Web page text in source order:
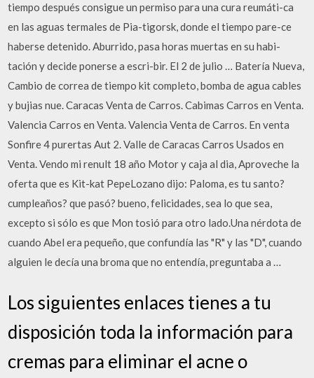
tiempo después consigue un permiso para una cura reumáti-ca
en las aguas termales de Pia-tigorsk, donde el tiempo pare-ce
haberse detenido. Aburrido, pasa horas muertas en su habi-
tación y decide ponerse a escri-bir. El 2 de julio … Batería Nueva,
Cambio de correa de tiempo kit completo, bomba de agua cables
y bujias nue. Caracas Venta de Carros. Cabimas Carros en Venta.
Valencia Carros en Venta. Valencia Venta de Carros. En venta
Sonfire 4 purertas Aut 2. Valle de Caracas Carros Usados en
Venta. Vendo mi renult 18 año Motor y caja al dia, Aproveche la
oferta que es Kit-kat PepeLozano dijo: Paloma, es tu santo?
cumpleaños? que pasó? bueno, felicidades, sea lo que sea,
excepto si sólo es que Mon tosió para otro lado.Una nérdota de
cuando Abel era pequeño, que confundía las "R" y las "D", cuando
alguien le decía una broma que no entendía, preguntaba a …
Los siguientes enlaces tienes a tu
disposición toda la información para
cremas para eliminar el acne o